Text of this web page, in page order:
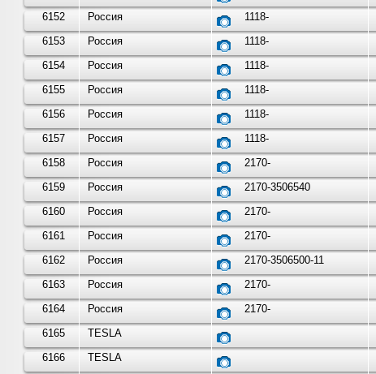
6152
Россия 1118-
6153
Россия 1118-
6154
Россия 1118-
6155
Россия 1118-
6156
Россия 1118-
6157
Россия 1118-
6158
Россия 2170-
6159
Россия 2170-3506540
6160
Россия 2170-
6161
Россия 2170-
6162
Россия 2170-3506500-11
6163
Россия 2170-
6164
Россия 2170-
6165
TESLA
6166
TESLA